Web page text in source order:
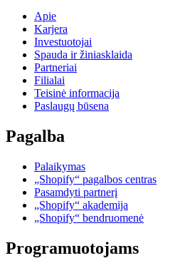
Apie
Karjera
Investuotojai
Spauda ir žiniasklaida
Partneriai
Filialai
Teisinė informacija
Paslaugų būsena
Pagalba
Palaikymas
„Shopify“ pagalbos centras
Pasamdyti partnerį
„Shopify“ akademija
„Shopify“ bendruomenė
Programuotojams